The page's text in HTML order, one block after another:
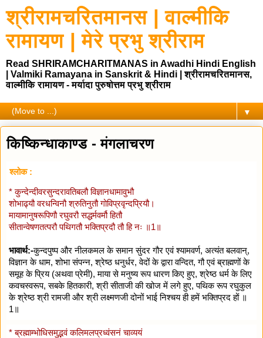
श्रीरामचरितमानस | वाल्मीकि
रामायण | मेरे प्रभु श्रीराम
Read SHRIRAMCHARITMANAS in Awadhi Hindi English
| Valmiki Ramayana in Sanskrit & Hindi | श्रीरामचरितमानस,
वाल्मीकि रामायण - मर्यादा पुरुषोत्तम प्रभु श्रीराम
▼
किष्किन्धाकाण्ड - मंगलाचरण
श्लोक :
* कुन्देन्दीवरसुन्दरावतिबलौ विज्ञानधामावुभौ
शोभाढ्यौ वरधन्विनौ श्रुतिनुतौ गोविप्रवृन्दप्रियौ।
मायामानुषरूपिणौ रघुवरौ सद्धर्मवर्मौ हितौ
सीतान्वेषणतत्परौ पथिगतौ भक्तिप्रदौ तौ हि नः ॥1॥
भावार्थ:-कुन्दपुष्प और नीलकमल के समान सुंदर गौर एवं श्यामवर्ण, अत्यंत बलवान्,
विज्ञान के धाम, शोभा संपन्न, श्रेष्ठ धनुर्धर, वेदों के द्वारा वन्दित, गौ एवं ब्राह्मणों के
समूह के प्रिय (अथवा प्रेमी), माया से मनुष्य रूप धारण किए हुए, श्रेष्ठ धर्म के लिए
कवचस्वरूप, सबके हितकारी, श्री सीताजी की खोज में लगे हुए, पथिक रूप रघुकुल
के श्रेष्ठ श्री रामजी और श्री लक्ष्मणजी दोनों भाई निश्चय ही हमें भक्तिप्रद हों ॥
1॥
* ब्रह्माम्भोधिसमुद्भवं कलिमलप्रध्वंसनं चाव्ययं